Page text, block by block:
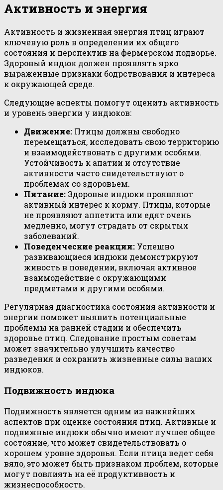
Активность и энергия
Активность и жизненная энергия птиц играют
ключевую роль в определении их общего
состояния и перспектив на фермерском подворье.
Здоровый индюк должен проявлять ярко
выраженные признаки бодрствования и интереса
к окружающей среде.
Следующие аспекты помогут оценить активность
и уровень энергии у индюков:
Движение: Птицы должны свободно
перемещаться, исследовать свою территорию
и взаимодействовать с другими особями.
Устойчивость к апатии и отсутствие
активности часто свидетельствуют о
проблемах со здоровьем.
Питание: Здоровые индюки проявляют
активный интерес к корму. Птицы, которые
не проявляют аппетита или едят очень
медленно, могут страдать от скрытых
заболеваний.
Поведенческие реакции: Успешно
развивающиеся индюки демонстрируют
живость в поведении, включая активное
взаимодействие с окружающими
предметами и другими особями.
Регулярная диагностика состояния активности и
энергии поможет выявить потенциальные
проблемы на ранней стадии и обеспечить
здоровье птиц. Следование простым советам
может значительно улучшить качество
разведения и сохранить жизненные силы ваших
индюков.
Подвижность индюка
Подвижность является одним из важнейших
аспектов при оценке состояния птиц. Активные и
подвижные индюки обычно имеют лучшее общее
состояние, что может свидетельствовать о
хорошем уровне здоровья. Если птица ведет себя
вяло, это может быть признаком проблем, которые
могут повлиять на её продуктивность и
жизнеспособность.